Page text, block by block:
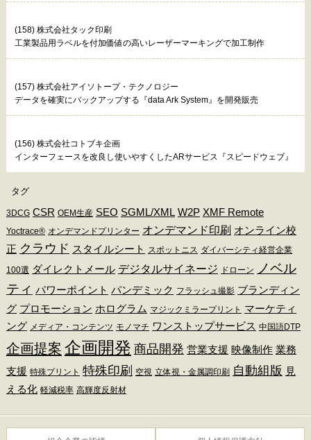
(158) 株式会社タック印刷
工業製品用ラベルを付加価値の高いレーザーマーキングで加工制作
(157) 株式会社アイソトープ・テクノロジー
データを確実にバックアップする『data Ark System』を開発販売
(156) 株式会社コトブキ企画
インターフェースを改良し使いやすくしたARサービス『スピードウェブ』
タグ
3DCG CSR OEM生産 SEO SGML/XML W2P XMF Remote
Yoctrace® オンデマンドプリンター オンデマンド印刷 オンライン校
正 クラウド スタイルシート スポットニス ダイバーシティ経営企業
100選 ダイレクトメール デジタルサイネージ ドローン
ノベル
ティ パワーポイント パンデミック フラッシュ撮影 ブランディン
グ プロモーション ホログラム マジックミラープリント マーケティ
ング メディア・コンテンツ モノマチ ワンストップサービス 中国語DTP
企画提案 企画開発 商品開発 営業支援 映像制作 業務
支援 特殊プリント 特殊印刷 空視 立体視・金属調印刷 自動組版 見
える化 軽減税率 高輝度反射材